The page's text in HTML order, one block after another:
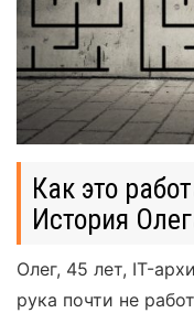
Как это
История
Олег, 45 лет, IT-
рука почти не